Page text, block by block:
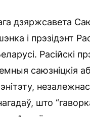
дзяржсавета
і прэзідэнт
Расійскі
саюзніцкія
што